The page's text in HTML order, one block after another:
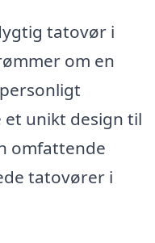
tatovør i
om en
unikt design til
omfattende
tatovører i